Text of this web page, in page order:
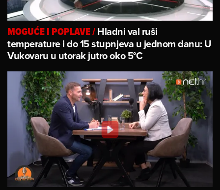
MOGUĆE I POPLAVE/Hladni val ruši
temperature i do 15 stupnjeva u jednom danu: U
Vukovaru u utorak jutro oko 5°C